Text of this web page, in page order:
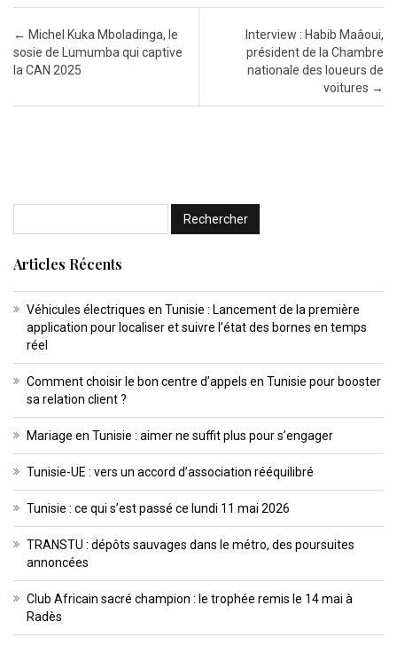
Post navigation
← Michel Kuka Mboladinga, le
sosie de Lumumba qui captive
la CAN 2025
Interview : Habib Maâoui,
président de la Chambre
nationale des loueurs de
voitures →
Articles Récents
Véhicules électriques en Tunisie : Lancement de la première
application pour localiser et suivre l’état des bornes en temps
réel
Comment choisir le bon centre d’appels en Tunisie pour booster
sa relation client ?
Mariage en Tunisie : aimer ne suffit plus pour s’engager
Tunisie-UE : vers un accord d’association rééquilibré
Tunisie : ce qui s’est passé ce lundi 11 mai 2026
TRANSTU : dépôts sauvages dans le métro, des poursuites
annoncées
Club Africain sacré champion : le trophée remis le 14 mai à
Radès